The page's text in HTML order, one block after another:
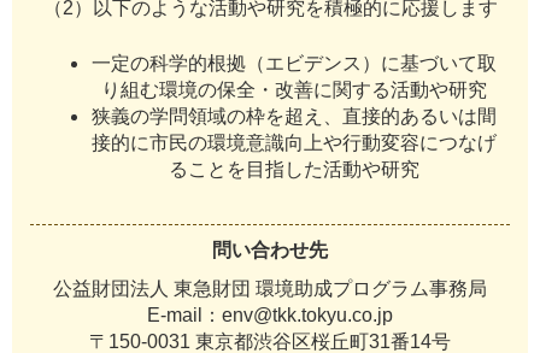
（2） 以下のような活動や研究を積極的に応援します
一定の科学的根拠（エビデンス）に基づいて取
り組む環境の保全・改善に関する活動や研究
狭義の学問領域の枠を超え、直接的あるいは間
接的に市民の環境意識向上や行動変容につなげ
ることを目指した活動や研究
問い合わせ先
公益財団法人 東急財団 環境助成プログラム事務局
E-mail：env@tkk.tokyu.co.jp
〒150-0031 東京都渋谷区桜丘町31番14号